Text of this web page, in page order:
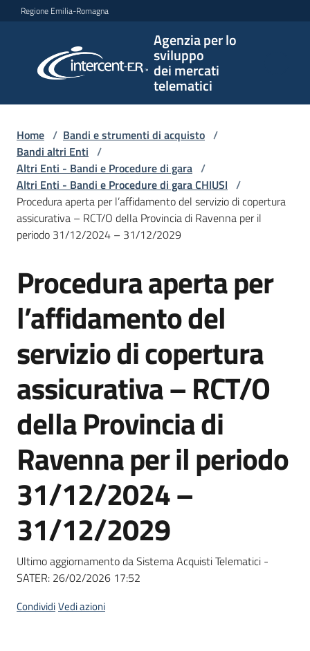
Vai al contenuto
Vai alla navigazione
Vai al footer
Regione Emilia-Romagna
Agenzia per lo
sviluppo
dei mercati
telematici
per lo
sviluppo
telematici
L'Agenzia
e
strumenti
acquisto
Supporto
Piattaforme
telematiche
site
Home / Bandi e strumenti di acquisto /
Bandi altri Enti /
Altri Enti - Bandi e Procedure di gara /
Altri Enti - Bandi e Procedure di gara CHIUSI /
Procedura aperta per l’affidamento del servizio di copertura
assicurativa – RCT/O della Provincia di Ravenna per il
periodo 31/12/2024 – 31/12/2029
Salta al contenuto
Procedura aperta per
l’affidamento del
servizio di copertura
assicurativa – RCT/O
della Provincia di
Ravenna per il periodo
31/12/2024 –
31/12/2029
Ultimo aggiornamento da Sistema Acquisti Telematici -
SATER: 26/02/2026 17:52
CondividiVedi azioni